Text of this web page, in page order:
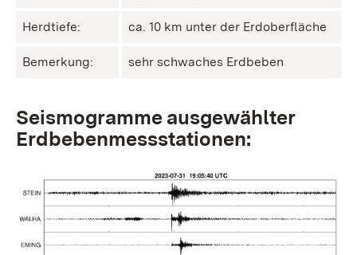
Herdtiefe: ca. 10 km unter der Erdoberfläche
Bemerkung: sehr schwaches Erdbeben
Seismogramme ausgewählter
Erdbebenmessstationen: